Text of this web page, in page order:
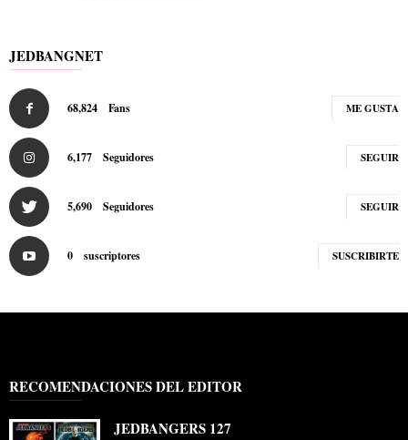
JEDBANGNET
68,824 Fans ME GUSTA
6,177 Seguidores SEGUIR
5,690 Seguidores SEGUIR
0 suscriptores SUSCRIBIRTE
RECOMENDACIONES DEL EDITOR
JEDBANGERS 127